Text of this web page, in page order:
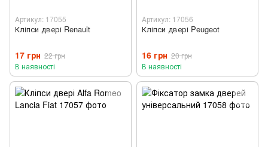
Артикул: 17055
Кліпси двері Renault
17 грн 22 грн
В наявності
Артикул: 17056
Кліпси двері Peugeot
16 грн 20 грн
В наявності